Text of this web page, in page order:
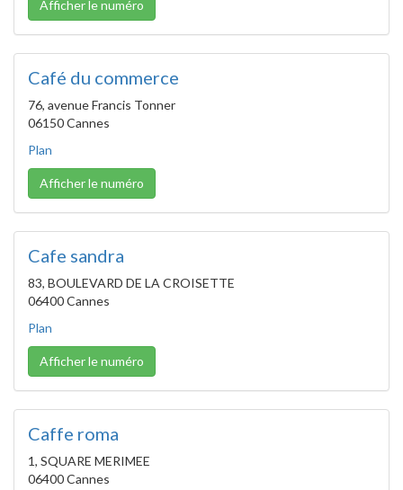
Afficher le numéro
Café du commerce
76, avenue Francis Tonner
06150 Cannes
Plan
Afficher le numéro
Cafe sandra
83, BOULEVARD DE LA CROISETTE
06400 Cannes
Plan
Afficher le numéro
Caffe roma
1, SQUARE MERIMEE
06400 Cannes